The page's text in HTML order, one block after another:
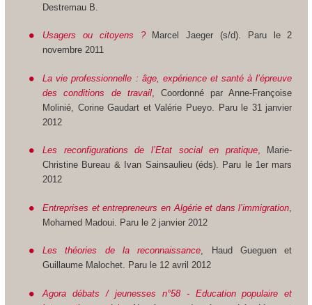
Destremau B.
Usagers ou citoyens ?Marcel Jaeger (s/d). Paru le 2
novembre 2011
La vie professionnelle : âge, expérience et santé à l’épreuve
des conditions de travail, Coordonné par Anne-Françoise
Molinié, Corine Gaudart et Valérie Pueyo. Paru le 31 janvier
2012
Les reconfigurations de l’Etat social en pratique,
Marie-
Christine Bureau & Ivan Sainsaulieu (éds). Paru le 1er mars
2012
Entreprises et entrepreneurs en Algérie et dans l’immigration
Mohamed Madoui. Paru le 2 janvier 2012
Les théories de la reconnaissance, Haud Gueguen et
Guillaume Malochet. Paru le 12 avril 2012
Agora débats / jeunesses n°58 - Education populaire et